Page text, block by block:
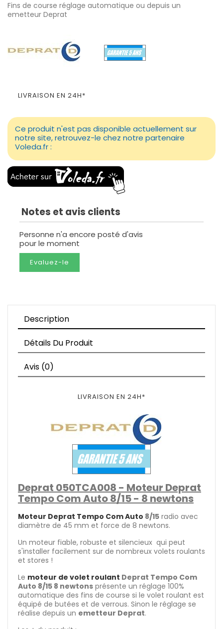
Fins de course réglage automatique ou depuis un
emetteur Deprat
LIVRAISON EN 24H*
Ce produit n'est pas disponible actuellement sur
notre site, retrouvez-le chez notre partenaire
Voleda.fr :
Notes et avis clients
Personne n'a encore posté d'avis
pour le moment
Evaluez-le
Description
Détails Du Produit
Avis (0)
LIVRAISON EN 24H*
Deprat 050TCA008 - Moteur Deprat
Tempo Com Auto 8/15 - 8 newtons
Moteur Deprat Tempo Com Auto 8/15 radio avec
diamètre de 45 mm et force de 8 newtons.
Un moteur fiable, robuste et silencieux qui peut
s'installer facilement sur de nombreux volets roulants
et stores !
Le moteur de volet roulant Deprat Tempo Com
Auto 8/15 8 newtons présente un réglage 100%
automatique des fins de course si le volet roulant est
équipé de butées et de verrous. Sinon le réglage se
réalise depuis un emetteur Deprat.